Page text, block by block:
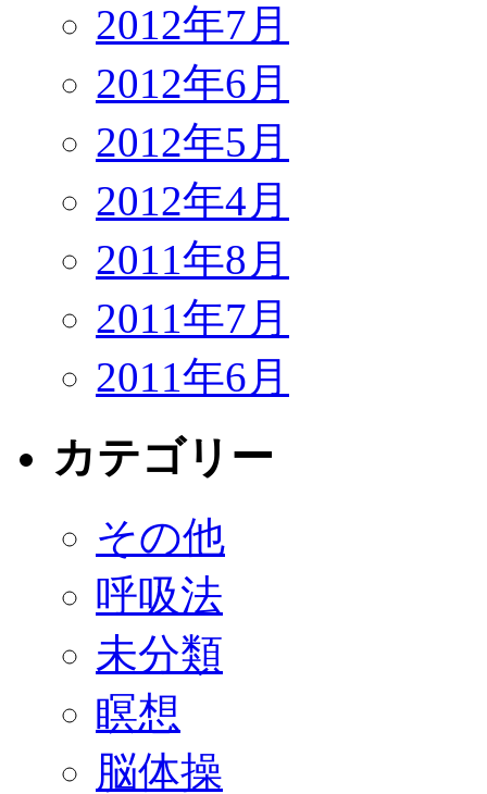
2012年7月
2012年6月
2012年5月
2012年4月
2011年8月
2011年7月
2011年6月
カテゴリー
その他
呼吸法
未分類
瞑想
脳体操